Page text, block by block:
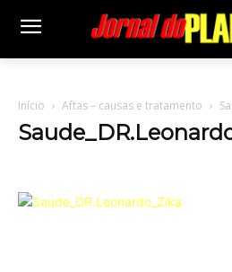
Início Aftas – causas e tratamento